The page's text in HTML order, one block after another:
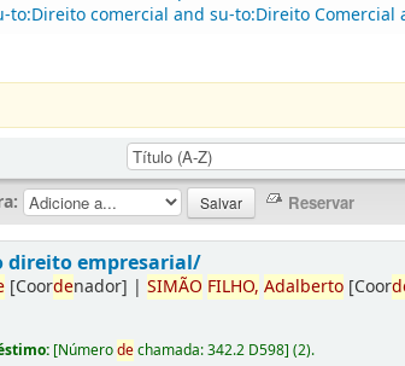
to:Direito comercial and su-to:Direito
direito empresarial/
[Coordenador] |SIMÃO FILHO, Adalberto [Coor
[Númerodechamada:342.2 D598](2).